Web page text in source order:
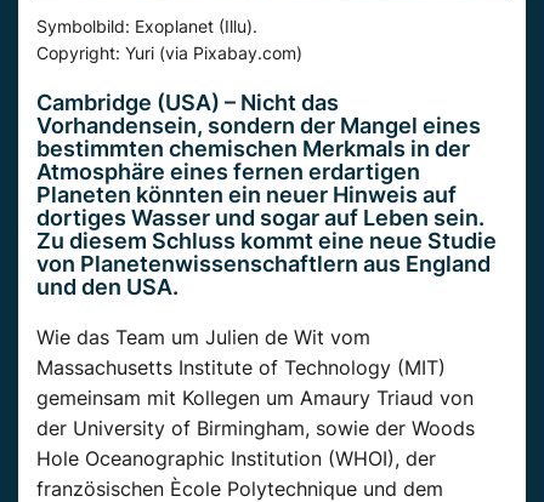
Symbolbild: Exoplanet (Illu).
Copyright: Yuri (via Pixabay.com)
Cambridge (USA) – Nicht das
Vorhandensein, sondern der Mangel eines
bestimmten chemischen Merkmals in der
Atmosphäre eines fernen erdartigen
Planeten könnten ein neuer Hinweis auf
dortiges Wasser und sogar auf Leben sein.
Zu diesem Schluss kommt eine neue Studie
von Planetenwissenschaftlern aus England
und den USA.
Wie das Team um Julien de Wit vom
Massachusetts Institute of Technology (MIT)
gemeinsam mit Kollegen um Amaury Triaud von
der University of Birmingham, sowie der Woods
Hole Oceanographic Institution (WHOI), der
französischen Ècole Polytechnique und dem